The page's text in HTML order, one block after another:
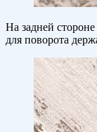
На задней
для поворота